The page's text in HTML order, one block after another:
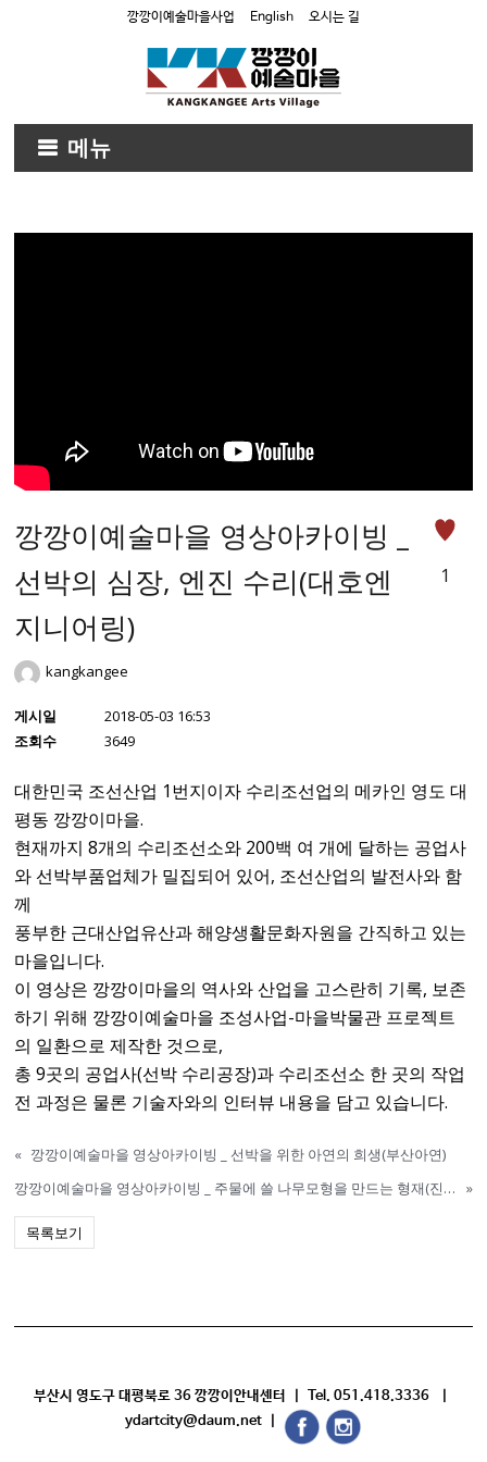
깡깡이예술마을사업 English 오시는 길
메뉴
깡깡이예술마을 영상아카이빙 _
선박의 심장, 엔진 수리(대호엔
지니어링)
kangkangee
게시일
2018-05-03 16:53
조회수
3649
1
대한민국 조선산업 1번지이자 수리조선업의 메카인 영도 대
평동 깡깡이마을.
현재까지 8개의 수리조선소와 200백 여 개에 달하는 공업사
와 선박부품업체가 밀집되어 있어, 조선산업의 발전사와 함
께
풍부한 근대산업유산과 해양생활문화자원을 간직하고 있는
마을입니다.
이 영상은 깡깡이마을의 역사와 산업을 고스란히 기록, 보존
하기 위해 깡깡이예술마을 조성사업-마을박물관 프로젝트
의 일환으로 제작한 것으로,
총 9곳의 공업사(선박 수리공장)과 수리조선소 한 곳의 작업
전 과정은 물론 기술자와의 인터뷰 내용을 담고 있습니다.
« 깡깡이예술마을 영상아카이빙 _ 선박을 위한 아연의 희생(부산아연)
깡깡이예술마을 영상아카이빙 _ 주물에 쓸 나무모형을 만드는 형재(진형목형)
»
목록보기
부산시 영도구 대평북로 36 깡깡이안내센터 | Tel. 051.418.3336 |
ydartcity@daum.net |